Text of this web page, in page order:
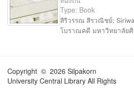
Type: Book
สิริวรรณ สิรวณิชย์;
โบราณคดี มหาวิทยาลัย
Copyright © 2026 Silpakorn
University Central Library All Rights